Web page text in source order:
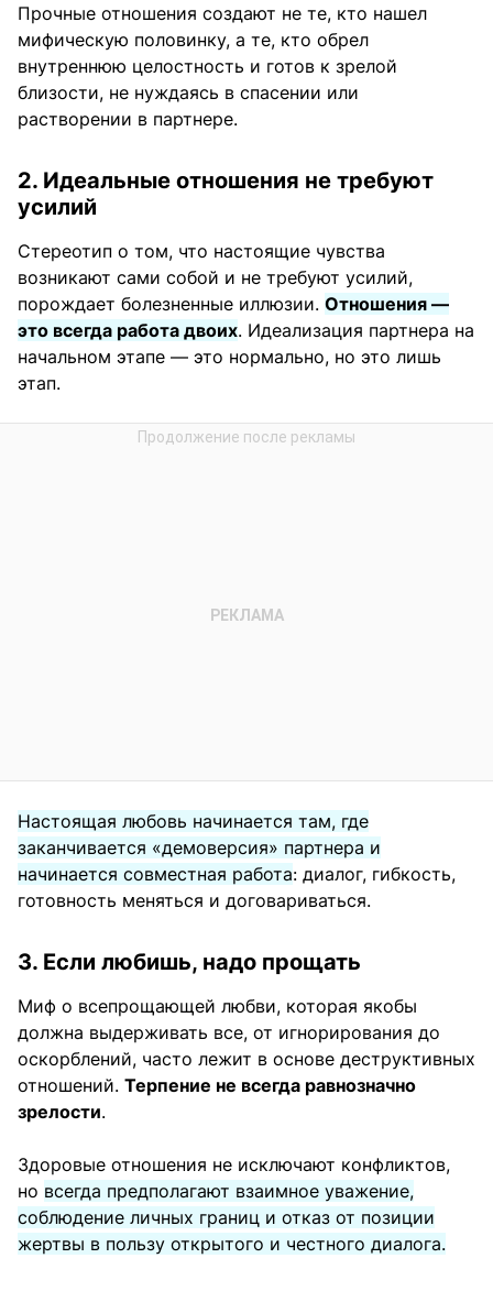
Прочные отношения создают не те, кто нашел
мифическую половинку, а те, кто обрел
внутреннюю целостность и готов к зрелой
близости, не нуждаясь в спасении или
растворении в партнере.
2. Идеальные отношения не требуют
усилий
Стереотип о том, что настоящие чувства
возникают сами собой и не требуют усилий,
порождает болезненные иллюзии. Отношения —
это всегда работа двоих. Идеализация партнера на
начальном этапе — это нормально, но это лишь
этап.
Настоящая любовь начинается там, где
заканчивается «демоверсия» партнера и
начинается совместная работа: диалог, гибкость,
готовность меняться и договариваться.
3. Если любишь, надо прощать
Миф о всепрощающей любви, которая якобы
должна выдерживать все, от игнорирования до
оскорблений, часто лежит в основе деструктивных
отношений. Терпение не всегда равнозначно
зрелости.
Здоровые отношения не исключают конфликтов,
но всегда предполагают взаимное уважение,
соблюдение личных границ и отказ от позиции
жертвы в пользу открытого и честного диалога.